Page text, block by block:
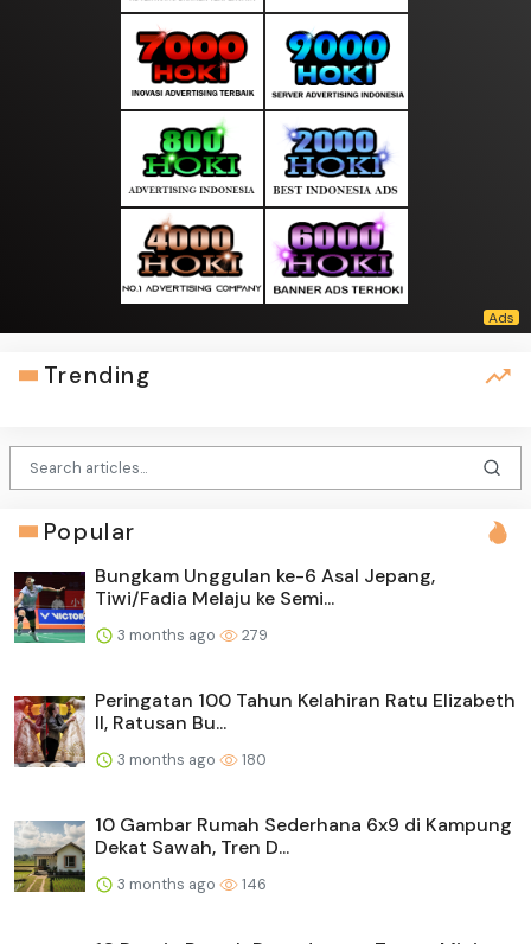
Trending
Popular
Bungkam Unggulan ke-6 Asal Jepang,
Tiwi/Fadia Melaju ke Semi...
3 months ago 279
Peringatan 100 Tahun Kelahiran Ratu Elizabeth
II, Ratusan Bu...
3 months ago 180
10 Gambar Rumah Sederhana 6x9 di Kampung
Dekat Sawah, Tren D...
3 months ago 146